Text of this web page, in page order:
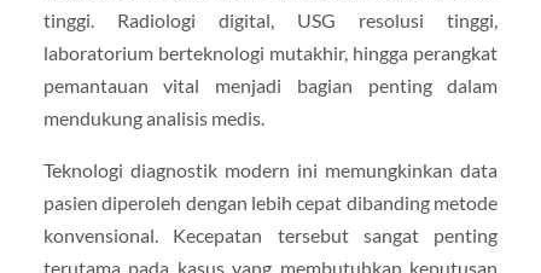
tinggi. Radiologi digital, USG resolusi tinggi,
laboratorium berteknologi mutakhir, hingga perangkat
pemantauan vital menjadi bagian penting dalam
mendukung analisis medis.
Teknologi diagnostik modern ini memungkinkan data
pasien diperoleh dengan lebih cepat dibanding metode
konvensional. Kecepatan tersebut sangat penting
terutama pada kasus yang membutuhkan keputusan